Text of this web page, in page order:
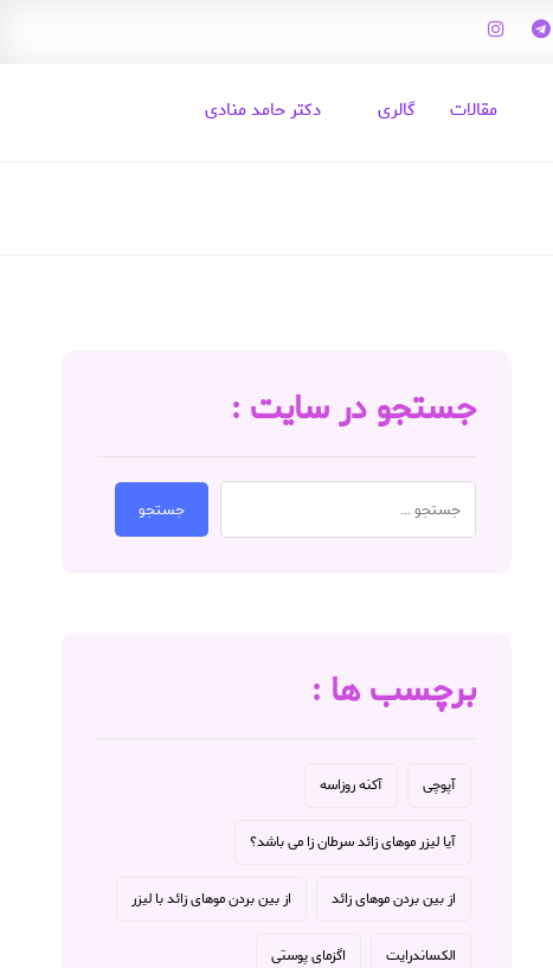
مقالات گالری دکتر حامد منادی
جستجو در سایت :
جستجو
برچسب ها :
آپوچی آکنه روزاسه
آیا لیزر موهای زائد سرطان زا می باشد؟
از بین بردن موهای زائد از بین بردن موهای زائد با لیزر
الکساندرایت اگزمای پوستی